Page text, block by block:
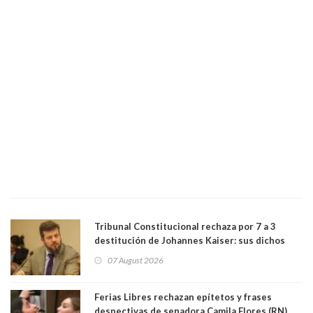
Tribunal Constitucional rechaza por 7 a 3
destitución de Johannes Kaiser: sus dichos
justicia constitucional porque no es diputado
07 August 2026
Ferias Libres rechazan epítetos y frases